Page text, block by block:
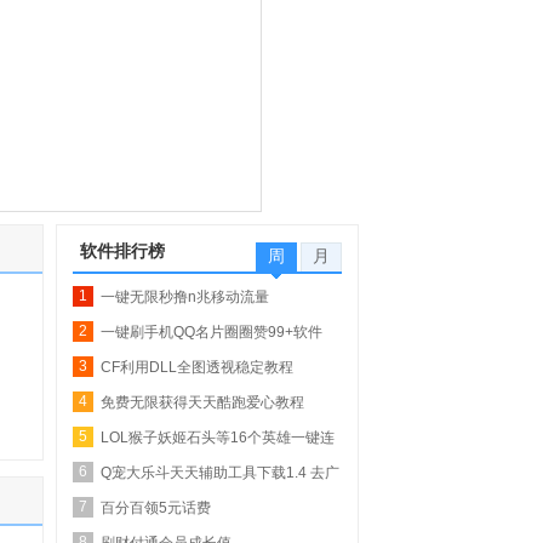
软件排行榜 周 月
1
一键无限秒撸n兆移动流量
2
一键刷手机QQ名片圈圈赞99+软件
【QQ业务乐园专...
3
CF利用DLL全图透视稳定教程
4
免费无限获得天天酷跑爱心教程
5
LOL猴子妖姬石头等16个英雄一键连
招
6 Q宠大乐斗天天辅助工具下载1.4 去广
告版_自动...
7
百分百领5元话费